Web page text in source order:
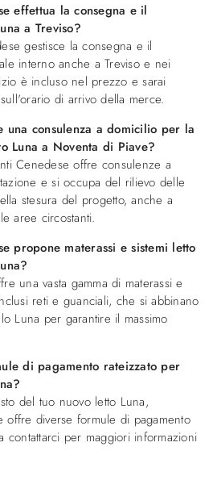
effettua la consegna e il
a Treviso?
gestisce la consegna e il
interno anche a Treviso e nei
è incluso nel prezzo e sarai
di arrivo della merce.
una consulenza a domicilio per la
Luna a Noventa di Piave?
Cenedese offre consulenze a
e si occupa del rilievo delle
stesura del progetto, anche a
aree circostanti.
propone materassi e sistemi letto
una vasta gamma di materassi e
reti e guanciali, che si abbinano
Luna per garantire il massimo
di pagamento rateizzato per
del tuo nuovo letto Luna,
offre diverse formule di pagamento
contattarci per maggiori informazioni